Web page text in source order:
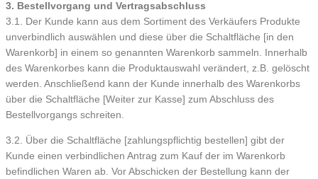
3. Bestellvorgang und Vertragsabschluss
3.1. Der Kunde kann aus dem Sortiment des Verkäufers Produkte
unverbindlich auswählen und diese über die Schaltfläche [in den
Warenkorb] in einem so genannten Warenkorb sammeln. Innerhalb
des Warenkorbes kann die Produktauswahl verändert, z.B. gelöscht
werden. Anschließend kann der Kunde innerhalb des Warenkorbs
über die Schaltfläche [Weiter zur Kasse] zum Abschluss des
Bestellvorgangs schreiten.
3.2. Über die Schaltfläche [zahlungspflichtig bestellen] gibt der
Kunde einen verbindlichen Antrag zum Kauf der im Warenkorb
befindlichen Waren ab. Vor Abschicken der Bestellung kann der